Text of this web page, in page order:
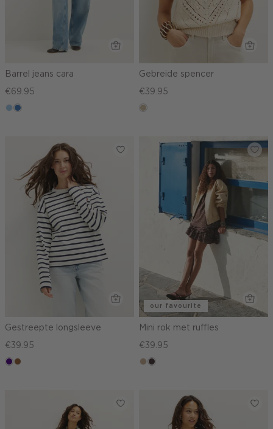
Barrel jeans cara
€69.95
blauw,
blauw,
Gebreide spencer
€39.95
lichtzand
Gestreepte longsleeve
€39.95
indigo
deepmocca
our favourite
Mini rok met ruffles
€39.95
zandchoco,